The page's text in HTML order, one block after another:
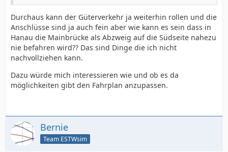
Da gab es noch nicht überall Wendezüge / Triebzüge
und der Güterverkehr war wesentlich umfangreicher.
Heutzutage sind doch viele Nebenbahnen / -anschlüsse
stillgelegt und es gurkt nur noch Triebzug-Einheitsbrei
über die Gleise ...
Vom Güteraufkommen rede ich mal gar nicht erst
Aber wie so oft ist das wohl eine persönliche Vorliebe
des einzelnen
Durchaus kann der Güterverkehr ja weiterhin rollen und die
Anschlüsse sind ja auch fein aber wie kann es sein dass in
Hanau die Mainbrücke als Abzweig auf die Südseite nahezu
nie befahren wird?? Das sind Dinge die ich nicht
nachvollziehen kann.
Dazu würde mich interessieren wie und ob es da
möglichkeiten gibt den Fahrplan anzupassen.
Bernie
Team ESTWsim